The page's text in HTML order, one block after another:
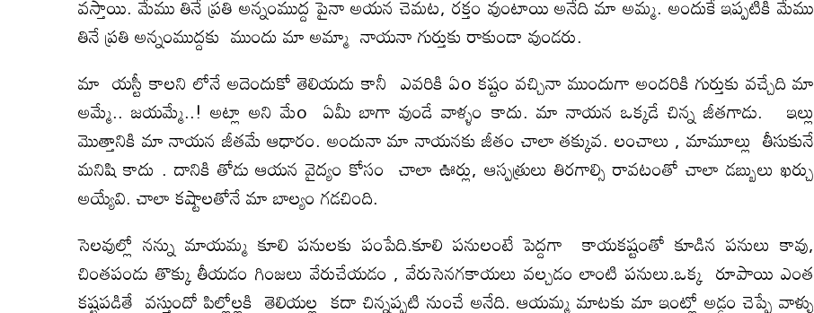
తినే ప్రతి అన్నంముద్దకు ముందు మా అమ్మా నాయనా గుర్తుకు రాకుండా వుండరు.
మా యస్టీ కాలని లోనే అదెందుకో తెలియదు కానీ ఎవరికి ఏo కష్టం వచ్చినా ముందుగా అందరికి గుర్తుకు వచ్చేది మా
అమ్మే.. జయమ్మే..! అట్లా అని మేo ఏమీ బాగా వుండే వాళ్ళం కాదు. మా నాయన ఒక్కడే చిన్న జీతగాడు. ఇల్లు
మొత్తానికి మా నాయన జీతమే ఆధారం. అందునా మా నాయనకు జీతం చాలా తక్కువ. లంచాలు , మామూల్లు తీసుకునే
మనిషి కాదు . దానికి తోడు ఆయన వైద్యం కోసం చాలా ఊర్లు, ఆస్పత్రులు తిరగాల్సి రావటంతో చాలా డబ్బులు ఖర్చు
అయ్యేవి. చాలా కష్టాలతోనే మా బాల్యం గడచింది.
సెలవుల్లో నన్ను మాయమ్మ కూలి పనులకు పంపేది.కూలి పనులంటే పెద్దగా కాయకష్టంతో కూడిన పనులు కావు,
చింతపండు తొక్కు తీయడం గింజలు వేరుచేయడం , వేరుసెనగకాయలు వల్చడం లాంటి పనులు.ఒక్క రూపాయి ఎంత
కష్టపడితే వస్తుందో పిల్లోల్లకి తెలియల్ల కదా చిన్నప్పటి నుంచే అనేది. ఆయమ్మ మాటకు మా ఇంట్లో అడ్డం చెప్పే వాళ్ళు